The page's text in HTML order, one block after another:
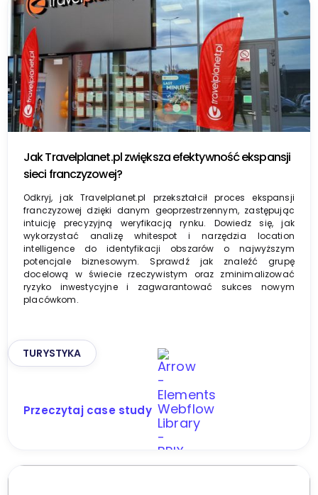
Jak Travelplanet.pl zwiększa efektywność ekspansji
sieci franczyzowej?
Odkryj, jak Travelplanet.pl przekształcił proces ekspansji
franczyzowej dzięki danym geoprzestrzennym, zastępując
intuicję precyzyjną weryfikacją rynku. Dowiedz się, jak
wykorzystać analizę whitespot i narzędzia location
intelligence do identyfikacji obszarów o najwyższym
potencjale biznesowym. Sprawdź jak znaleźć grupę
docelową w świecie rzeczywistym oraz zminimalizować
ryzyko inwestycyjne i zagwarantować sukces nowym
placówkom.
TURYSTYKA
Przeczytaj case study